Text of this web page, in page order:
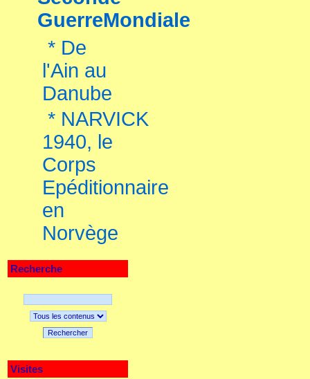
GuerreMondiale
* De
l'Ain au
Danube
* NARVICK
1940, le
Corps
Epéditionnaire
en
Norvège
Recherche
Rechercher
Visites